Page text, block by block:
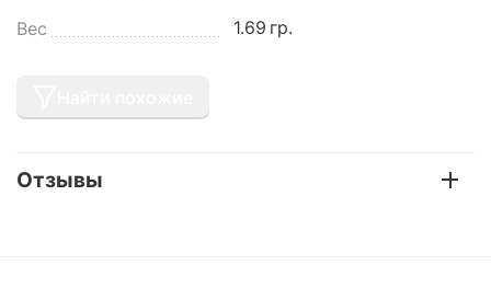
Вес 1.69 гр.
Отзывы